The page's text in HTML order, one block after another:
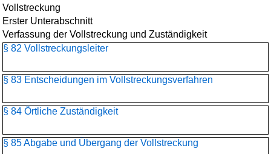
Vollstreckung
Erster Unterabschnitt
Verfassung der Vollstreckung und Zuständigkeit
§ 82 Vollstreckungsleiter
§ 83 Entscheidungen im Vollstreckungsverfahren
§ 84 Örtliche Zuständigkeit
§ 85 Abgabe und Übergang der Vollstreckung